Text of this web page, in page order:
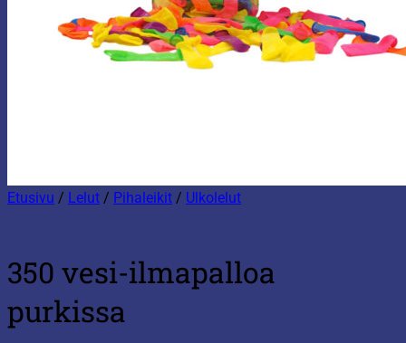
Etusivu / Lelut / Pihaleikit / Ulkolelut
350 vesi-ilmapalloa
purkissa